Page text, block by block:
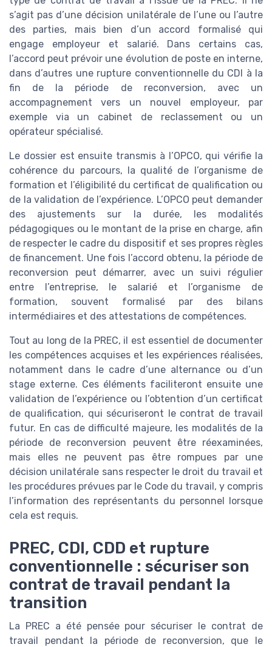
s’agit pas d’une décision unilatérale de l’une ou l’autre
des parties, mais bien d’un accord formalisé qui
engage employeur et salarié. Dans certains cas,
l’accord peut prévoir une évolution de poste en interne,
dans d’autres une rupture conventionnelle du CDI à la
fin de la période de reconversion, avec un
accompagnement vers un nouvel employeur, par
exemple via un cabinet de reclassement ou un
opérateur spécialisé.
Le dossier est ensuite transmis à l’OPCO, qui vérifie la
cohérence du parcours, la qualité de l’organisme de
formation et l’éligibilité du certificat de qualification ou
de la validation de l’expérience. L’OPCO peut demander
des ajustements sur la durée, les modalités
pédagogiques ou le montant de la prise en charge, afin
de respecter le cadre du dispositif et ses propres règles
de financement. Une fois l’accord obtenu, la période de
reconversion peut démarrer, avec un suivi régulier
entre l’entreprise, le salarié et l’organisme de
formation, souvent formalisé par des bilans
intermédiaires et des attestations de compétences.
Tout au long de la PREC, il est essentiel de documenter
les compétences acquises et les expériences réalisées,
notamment dans le cadre d’une alternance ou d’un
stage externe. Ces éléments faciliteront ensuite une
validation de l’expérience ou l’obtention d’un certificat
de qualification, qui sécuriseront le contrat de travail
futur. En cas de difficulté majeure, les modalités de la
période de reconversion peuvent être réexaminées,
mais elles ne peuvent pas être rompues par une
décision unilatérale sans respecter le droit du travail et
les procédures prévues par le Code du travail, y compris
l’information des représentants du personnel lorsque
cela est requis.
PREC, CDI, CDD et rupture
conventionnelle : sécuriser son
contrat de travail pendant la
transition
La PREC a été pensée pour sécuriser le contrat de
travail pendant la période de reconversion, que le